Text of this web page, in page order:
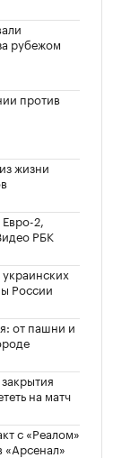
рубежом
против
жизни
2,
РБК
России
от пашни и
на матч
с «Реалом»
«Арсенал»